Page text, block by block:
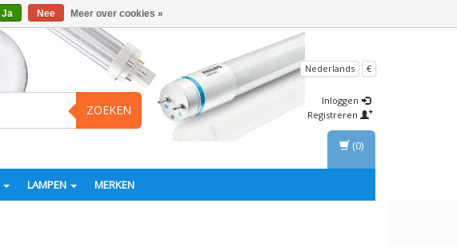
ZOEKEN
Nederlands €
Inloggen
Registreren
LAMPEN MERKEN
(0)
Ja Nee Meer over cookies »